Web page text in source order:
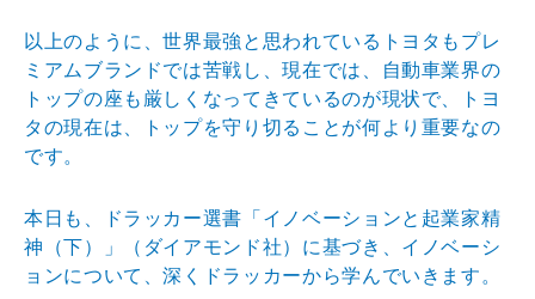
以上のように、世界最強と思われているトヨタもプレ
ミア ムブランドでは苦戦し、現在では、自動車業界の
トップの座も厳しくなってきているのが現状で、トヨ
タの現在は、
トップを守り切ることが何より重要なの
です。
本日も、ドラッカー選書「イノベーションと起業家精
神（下）」（ダイアモンド社）に基づき、イノベーシ
ョンについて、深くドラッカーから学んでいきます。